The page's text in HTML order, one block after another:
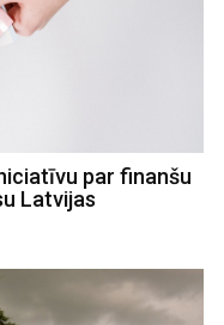
par finanšu
Latvijas